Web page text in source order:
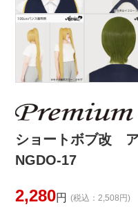
ショートボブ改
NGDO-17
2,280円 (税込：2,508円)